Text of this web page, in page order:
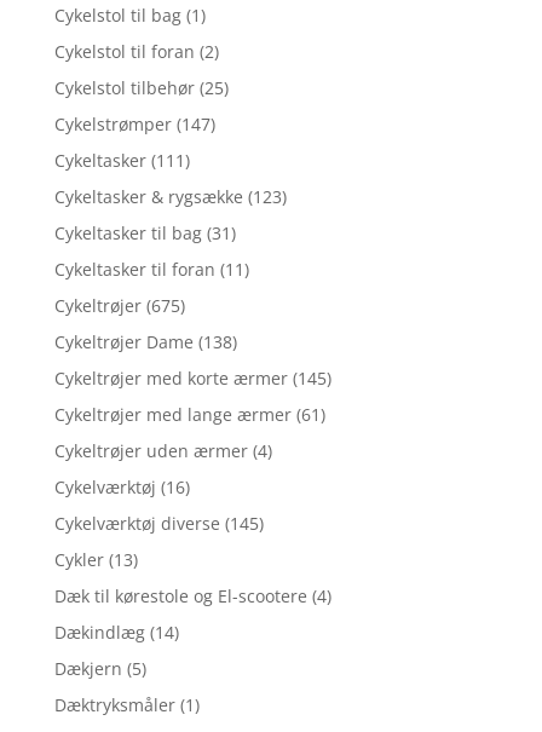
Cykelstol til bag (1)
Cykelstol til foran (2)
Cykelstol tilbehør (25)
Cykelstrømper (147)
Cykeltasker (111)
Cykeltasker & rygsække (123)
Cykeltasker til bag (31)
Cykeltasker til foran (11)
Cykeltrøjer (675)
Cykeltrøjer Dame (138)
Cykeltrøjer med korte ærmer (145)
Cykeltrøjer med lange ærmer (61)
Cykeltrøjer uden ærmer (4)
Cykelværktøj (16)
Cykelværktøj diverse (145)
Cykler (13)
Dæk til kørestole og El-scootere (4)
Dækindlæg (14)
Dækjern (5)
Dæktryksmåler (1)